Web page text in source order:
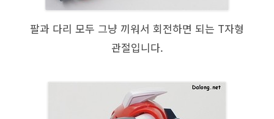
팔과 다리 모두 그냥 끼워서 회전하면 되는 T자형
관절입니다.